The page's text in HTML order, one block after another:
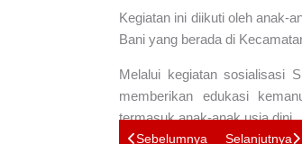
Kegiatan ini diikuti oleh anak-
Bani yang berada di
Melalui kegiatan sosialisasi
memberikan edukasi
termasuk anak-anak usia dini.
Sebelumnya Selanjutnya